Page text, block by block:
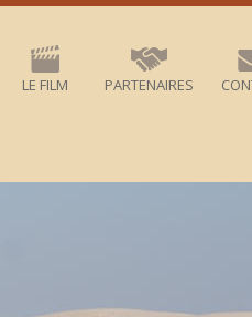
LE FILM PARTENAIRES